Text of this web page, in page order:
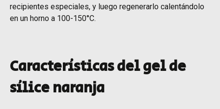
recipientes especiales, y luego regenerarlo calentándolo
en un horno a 100-150°C.
Características del gel de
sílice naranja